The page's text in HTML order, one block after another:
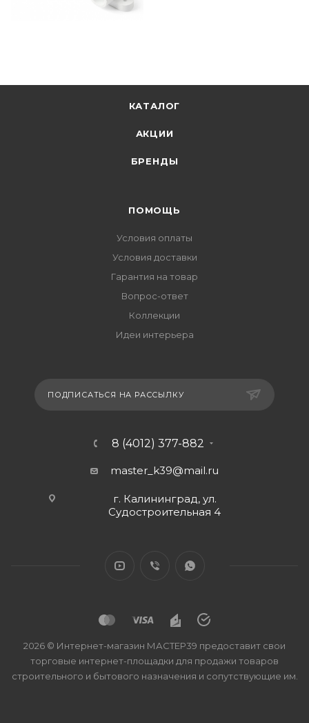
КАТАЛОГ
АКЦИИ
БРЕНДЫ
ПОМОЩЬ
Условия оплаты
Условия доставки
Гарантия на товар
Вопрос-ответ
Коллекции
Идеи интерьера
ПОДПИСАТЬСЯ НА РАССЫЛКУ
8 (4012) 377-882
master_k39@mail.ru
г. Калининград, ул.
Судостроительная 4
2026 © Интернет-магазин МАСТЕР39 предоставит свои
торговые интернет-площадки для продажи товаров
строительного и бытового назначения и сопутствующие им.